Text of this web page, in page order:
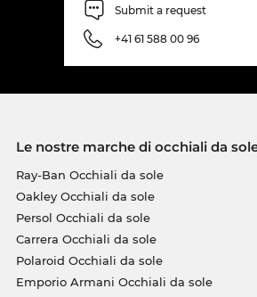
Submit a request
+41 61 588 00 96
Le nostre marche di occhiali da
Ray-Ban Occhiali da sole
Oakley Occhiali da sole
Persol Occhiali da sole
Carrera Occhiali da sole
Polaroid Occhiali da sole
Emporio Armani Occhiali da sole